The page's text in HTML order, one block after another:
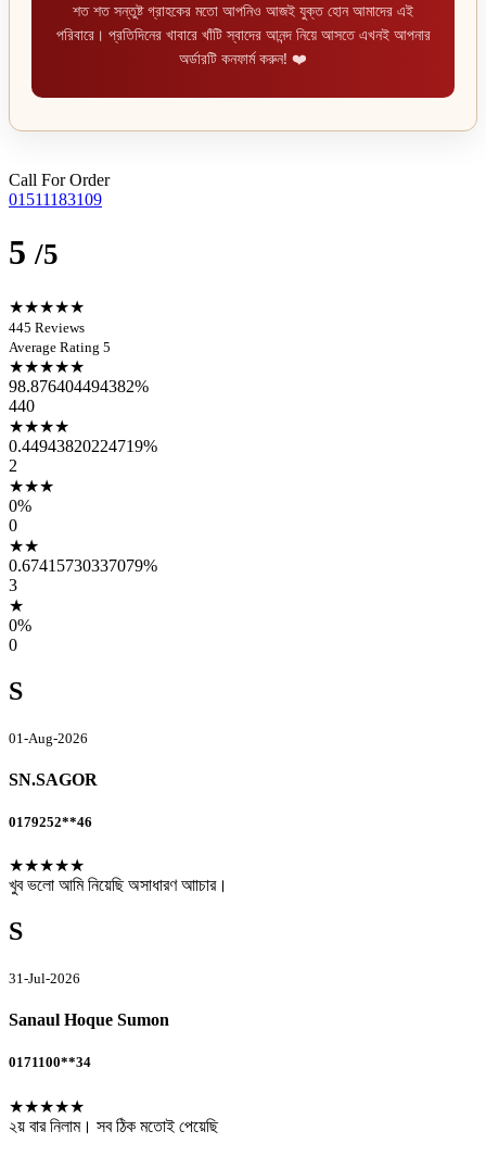
শত শত সন্তুষ্ট গ্রাহকের মতো আপনিও আজই যুক্ত হোন আমাদের এই
পরিবারে। প্রতিদিনের খাবারে খাঁটি স্বাদের আনন্দ নিয়ে আসতে এখনই আপনার
অর্ডারটি কনফার্ম করুন! ❤️
Call For Order
01511183109
5/5
★★★★★
445 Reviews
Average Rating 5
★★★★★
98.876404494382%
440
★★★★
0.44943820224719%
2
★★★
0%
0
★★
0.67415730337079%
3
★
0%
0
S
01-Aug-2026
SN.SAGOR
0179252**46
★★★★★
খুব ভলো আমি নিয়েছি অসাধারণ আাচার।
S
31-Jul-2026
Sanaul Hoque Sumon
0171100**34
★★★★★
২য় বার নিলাম। সব ঠিক মতোই পেয়েছি